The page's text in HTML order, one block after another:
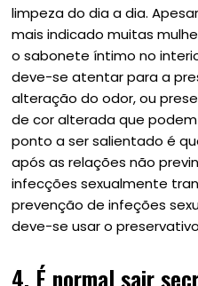
limpeza do dia a dia.
mais indicado muitas
o sabonete íntimo no
deve-se atentar para a
alteração do odor, ou
de cor alterada que
ponto a ser salientado é
após as relações não
infecções sexualmente
prevenção de infeções
deve-se usar o
4. É normal sair